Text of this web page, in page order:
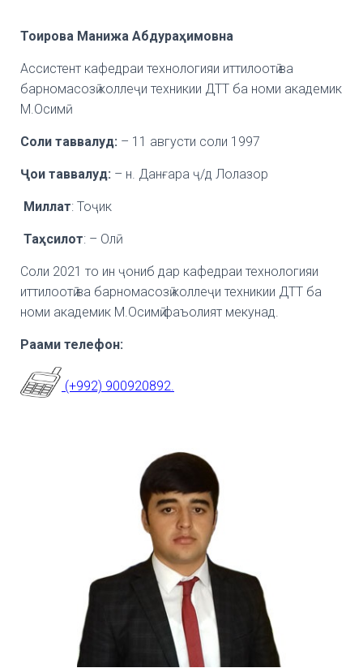
Тоирова Манижа Абдураҳимовна
Ассистент кафедраи технологияи иттилоотӣ ва
барномасозӣ коллеҷи техникии ДТТ ба номи академик
М.Осимӣ
Соли таввалуд: – 11 августи соли 1997
Ҷои таввалуд: – н. Данғара ҷ/д Лолазор
Миллат: Тоҷик
Таҳсилот: – Олӣ
Соли 2021 то ин ҷониб дар кафедраи технологияи
иттилоотӣ ва барномасозӣ коллеҷи техникии ДТТ ба
номи академик М.Осимӣ фаъолият мекунад.
Раами телефон:
(+992) 900920892.